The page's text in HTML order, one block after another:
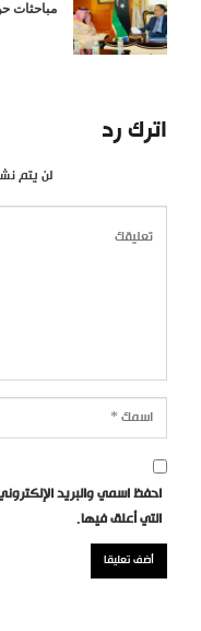
مباحثات
اترك رد
لن يتم
احفظ اسمي والبريد
التي أعلق فيها.